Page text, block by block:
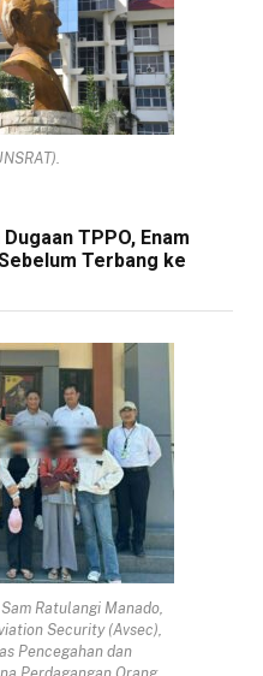
TPPO, Enam
Terbang ke
Ratulangi Manado,
Security (Avsec),
Pencegahan dan